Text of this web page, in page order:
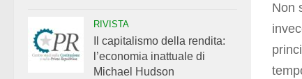
Non
RIVISTA
Il capitalismo della rendita:
l’economia inattuale di
Michael Hudson